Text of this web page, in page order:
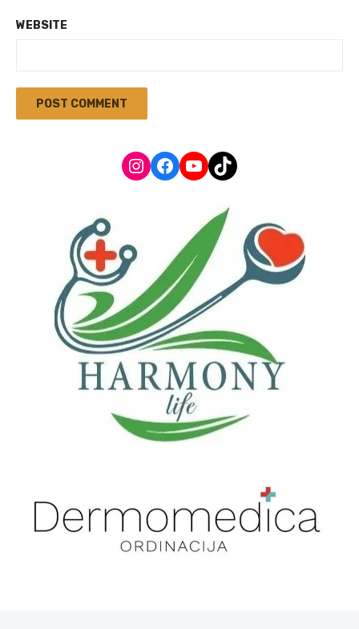
WEBSITE
Instagram
Facebook
YouTube
TikTok